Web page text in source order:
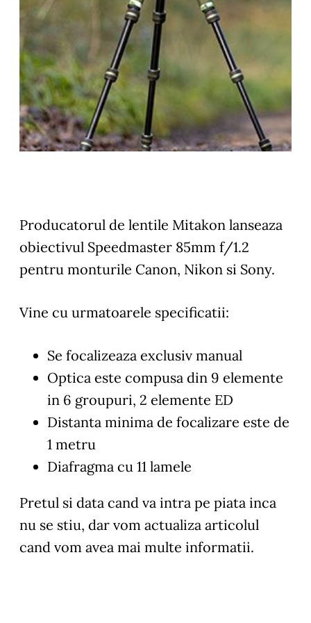
Producatorul de lentile Mitakon lanseaza
obiectivul Speedmaster 85mm f/1.2
pentru monturile Canon, Nikon si Sony.
Vine cu urmatoarele specificatii:
Se focalizeaza exclusiv manual
Optica este compusa din 9 elemente
in 6 groupuri, 2 elemente ED
Distanta minima de focalizare este de
1 metru
Diafragma cu 11 lamele
Pretul si data cand va intra pe piata inca
nu se stiu, dar vom actualiza articolul
cand vom avea mai multe informatii.